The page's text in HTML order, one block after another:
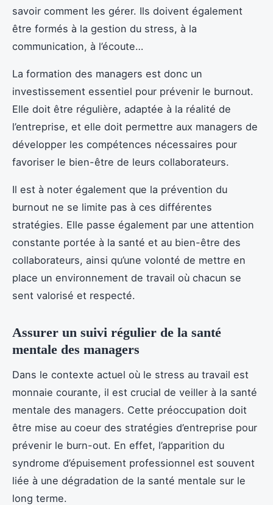
savoir comment les gérer. Ils doivent également
être formés à la gestion du stress, à la
communication, à l’écoute…
La formation des managers est donc un
investissement essentiel pour prévenir le burnout.
Elle doit être régulière, adaptée à la réalité de
l’entreprise, et elle doit permettre aux managers de
développer les compétences nécessaires pour
favoriser le bien-être de leurs collaborateurs.
Il est à noter également que la prévention du
burnout ne se limite pas à ces différentes
stratégies. Elle passe également par une attention
constante portée à la santé et au bien-être des
collaborateurs, ainsi qu’une volonté de mettre en
place un environnement de travail où chacun se
sent valorisé et respecté.
Assurer un suivi régulier de la santé
mentale des managers
Dans le contexte actuel où le stress au travail est
monnaie courante, il est crucial de veiller à la santé
mentale des managers. Cette préoccupation doit
être mise au coeur des stratégies d’entreprise pour
prévenir le burn-out. En effet, l’apparition du
syndrome d’épuisement professionnel est souvent
liée à une dégradation de la santé mentale sur le
long terme.